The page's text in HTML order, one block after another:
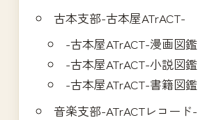
古本支部-古本屋ATrACT-
-古本屋ATrACT-漫画図鑑
-古本屋ATrACT-小説図鑑
-古本屋ATrACT-書籍図鑑
音楽支部-ATrACTレコード-